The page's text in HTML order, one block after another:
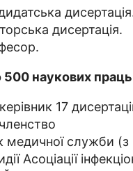
дисертація.
наукових
17
медичної служби (з
Асоціації